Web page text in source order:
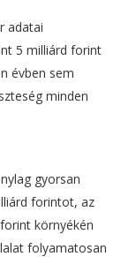
adatai
5 milliárd forint
évben sem
minden
gyorsan
forintot, az
környékén
folyamatosan